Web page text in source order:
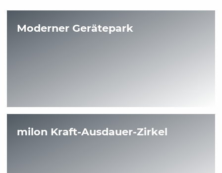
Moderner Gerätepark
milon Kraft-Ausdauer-Zirkel